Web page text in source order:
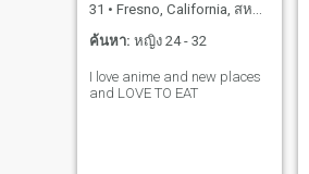
31 • Fresno, California, สหรัฐอเมริกา
ค้นหา: หญิง 24 - 32
I love anime and new places
and LOVE TO EAT